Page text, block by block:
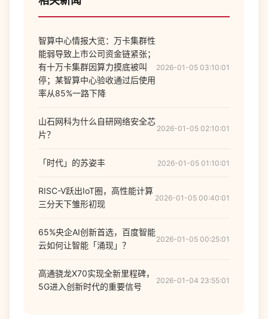
智算中心情报大览：万卡集群性
能弱导致上市公司资金链紧张；
有十万卡集群因算力摸底被叫
停；某智算中心验收通过后使用
率从85%一路下降
2026-01-05 03:10:01
山石网科为什么自研网络安全芯
片？
2026-01-05 02:10:01
「时代」的苏姿丰 2026-01-05 01:10:01
RISC-V跃出IoT圈，高性能计算
三分天下雏形初现
2026-01-05 00:40:01
65%央企AI创新首选，百度智能
云如何让智能「涌现」？
2026-01-05 00:25:01
高通骁龙X70实现全新里程碑，
5G进入创新时代的重要信号
2026-01-04 23:55:01